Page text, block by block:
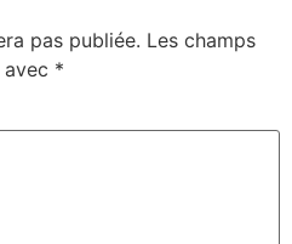
pas publiée. Les champs
*